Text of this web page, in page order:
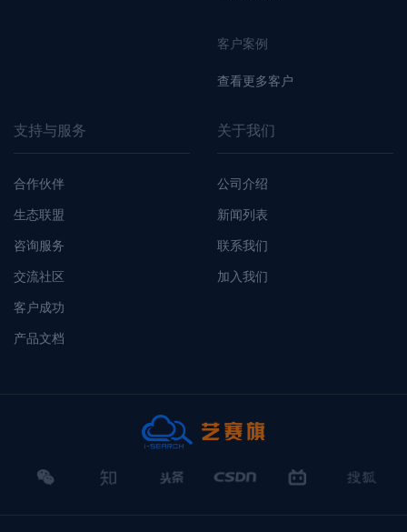
客户案例
查看更多客户
支持与服务
合作伙伴
生态联盟
咨询服务
交流社区
客户成功
产品文档
关于我们
公司介绍
新闻列表
联系我们
加入我们
CSDN